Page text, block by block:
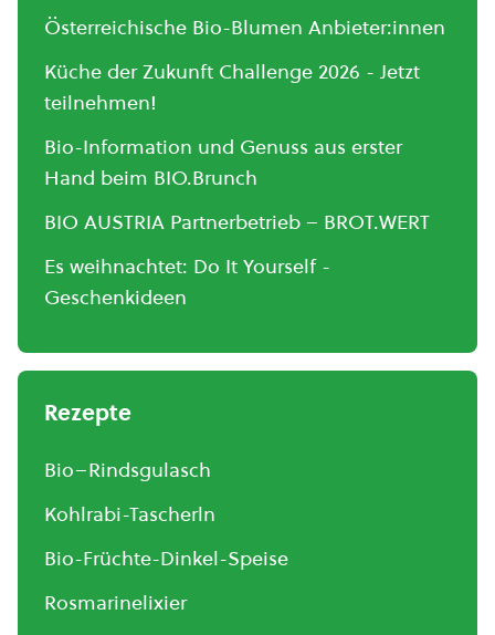
Österreichische Bio-Blumen Anbieter:innen
Küche der Zukunft Challenge 2026 - Jetzt
teilnehmen!
Bio-Information und Genuss aus erster
Hand beim BIO.Brunch
BIO AUSTRIA Partnerbetrieb – BROT.WERT
Es weihnachtet: Do It Yourself -
Geschenkideen
Rezepte
Bio–Rindsgulasch
Kohlrabi-Tascherln
Bio-Früchte-Dinkel-Speise
Rosmarinelixier